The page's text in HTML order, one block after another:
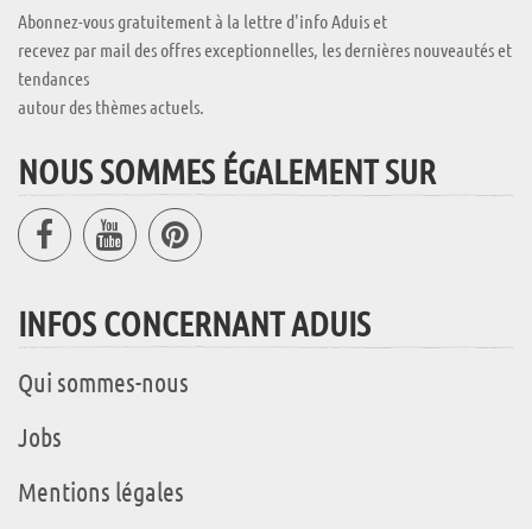
Abonnez-vous gratuitement à la lettre d'info Aduis et
recevez par mail des offres exceptionnelles, les dernières nouveautés et
tendances
autour des thèmes actuels.
NOUS SOMMES ÉGALEMENT SUR
INFOS CONCERNANT ADUIS
Qui sommes-nous
Jobs
Mentions légales